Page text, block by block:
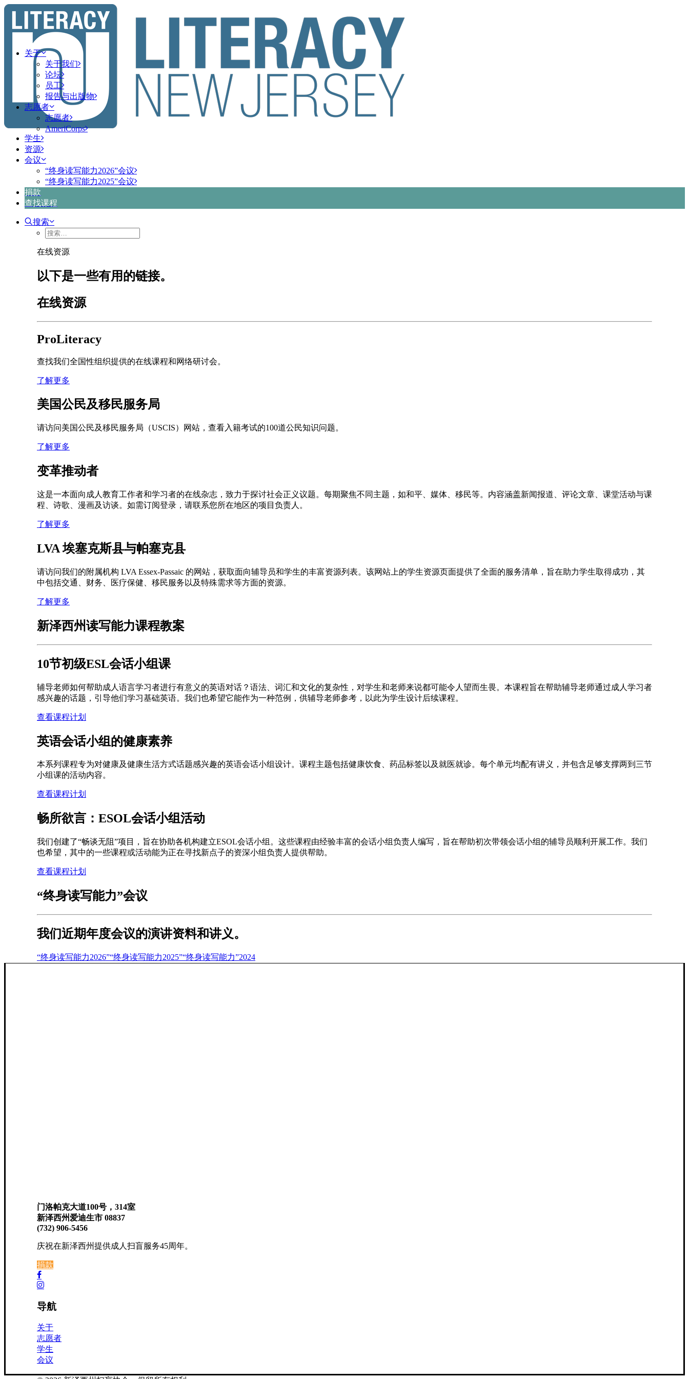
关于
关于我们
论坛
员工
报告与出版物
志愿者
志愿者
AmeriCorps
学生
资源
会议
“终身读写能力2026”会议
“终身读写能力2025”会议
捐款
查找课程
搜索
在线资源
以下是一些有用的链接。
在线资源
ProLiteracy
查找我们全国性组织提供的在线课程和网络研讨会。
了解更多
美国公民及移民服务局
请访问美国公民及移民服务局（USCIS）网站，查看入籍考试的100道公民知识问题。
了解更多
变革推动者
这是一本面向成人教育工作者和学习者的在线杂志，致力于探讨社会正义议题。每期聚焦不同主题，如和平、媒体、移民等。内容涵盖新闻报道、评论文章、课堂活动与课
程、诗歌、漫画及访谈。如需订阅登录，请联系您所在地区的项目负责人。
了解更多
LVA 埃塞克斯县与帕塞克县
请访问我们的附属机构 LVA Essex-Passaic 的网站，获取面向辅导员和学生的丰富资源列表。该网站上的学生资源页面提供了全面的服务清单，旨在助力学生取得成功，其
中包括交通、财务、医疗保健、移民服务以及特殊需求等方面的资源。
了解更多
新泽西州读写能力课程教案
10节初级ESL会话小组课
辅导老师如何帮助成人语言学习者进行有意义的英语对话？语法、词汇和文化的复杂性，对学生和老师来说都可能令人望而生畏。本课程旨在帮助辅导老师通过成人学习者
感兴趣的话题，引导他们学习基础英语。我们也希望它能作为一种范例，供辅导老师参考，以此为学生设计后续课程。
查看课程计划
英语会话小组的健康素养
本系列课程专为对健康及健康生活方式话题感兴趣的英语会话小组设计。课程主题包括健康饮食、药品标签以及就医就诊。每个单元均配有讲义，并包含足够支撑两到三节
小组课的活动内容。
查看课程计划
畅所欲言：ESOL会话小组活动
我们创建了“畅谈无阻”项目，旨在协助各机构建立ESOL会话小组。这些课程由经验丰富的会话小组负责人编写，旨在帮助初次带领会话小组的辅导员顺利开展工作。我们
也希望，其中的一些课程或活动能为正在寻找新点子的资深小组负责人提供帮助。
查看课程计划
“终身读写能力”会议
我们近期年度会议的演讲资料和讲义。
“终身读写能力2026”“终身读写能力2025”“终身读写能力”2024
门洛帕克大道100号，314室
新泽西州爱迪生市 08837
(732) 906-5456
庆祝在新泽西州提供成人扫盲服务45周年。
捐款
导航
关于
志愿者
学生
会议